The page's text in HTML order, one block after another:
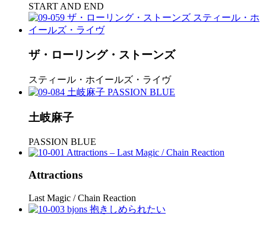
START AND END
ザ・ローリング・ストーンズ
スティール・ホイールズ・ライヴ
土岐麻子
PASSION BLUE
Attractions
Last Magic / Chain Reaction